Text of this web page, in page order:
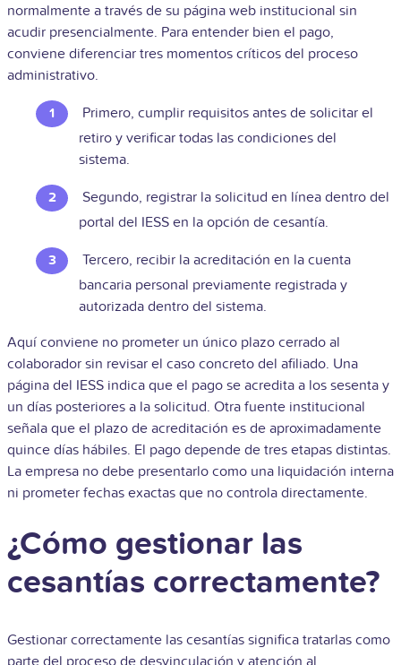
normalmente a través de su página web institucional sin
acudir presencialmente. Para entender bien el pago,
conviene diferenciar tres momentos críticos del proceso
administrativo.
Primero, cumplir requisitos antes de solicitar el
retiro y verificar todas las condiciones del
sistema.
Segundo, registrar la solicitud en línea dentro del
portal del IESS en la opción de cesantía.
Tercero, recibir la acreditación en la cuenta
bancaria personal previamente registrada y
autorizada dentro del sistema.
Aquí conviene no prometer un único plazo cerrado al
colaborador sin revisar el caso concreto del afiliado. Una
página del IESS indica que el pago se acredita a los sesenta y
un días posteriores a la solicitud. Otra fuente institucional
señala que el plazo de acreditación es de aproximadamente
quince días hábiles. El pago depende de tres etapas distintas.
La empresa no debe presentarlo como una liquidación interna
ni prometer fechas exactas que no controla directamente.
¿Cómo gestionar las
cesantías correctamente?
Gestionar correctamente las cesantías significa tratarlas como
parte del proceso de desvinculación y atención al